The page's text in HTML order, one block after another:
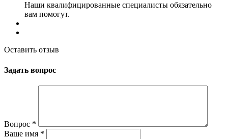
Наши квалифицированные специалисты обязательно
вам помогут.
Оставить отзыв
Задать вопрос
Вопрос *
Ваше имя *